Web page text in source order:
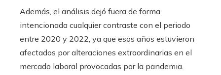
Además, el análisis dejó fuera de forma
intencionada cualquier contraste con el periodo
entre 2020 y 2022, ya que esos años estuvieron
afectados por alteraciones extraordinarias en el
mercado laboral provocadas por la pandemia.